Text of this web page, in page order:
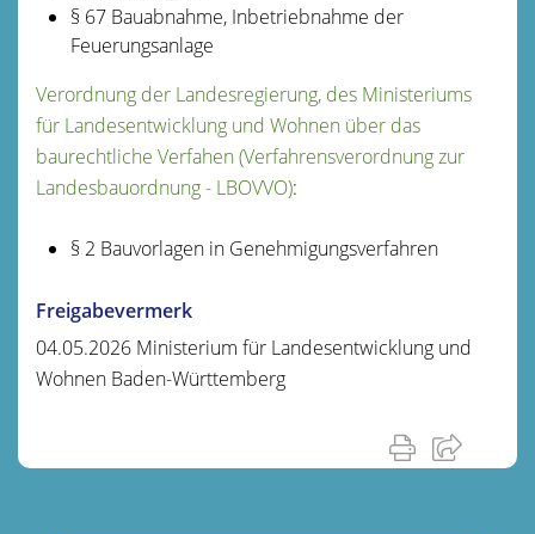
§ 67 Bauabnahme, Inbetriebnahme der
Feuerungsanlage
Verordnung der Landesregierung, des Ministeriums
für Landesentwicklung und Wohnen über das
baurechtliche Verfahen (Verfahrensverordnung zur
Landesbauordnung - LBOVVO):
§ 2 Bauvorlagen in Genehmigungsverfahren
Freigabevermerk
04.05.2026 Ministerium für Landesentwicklung und
Wohnen Baden-Württemberg